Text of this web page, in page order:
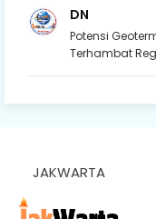
DN
Potensi
Terhambat
JAKWARTA